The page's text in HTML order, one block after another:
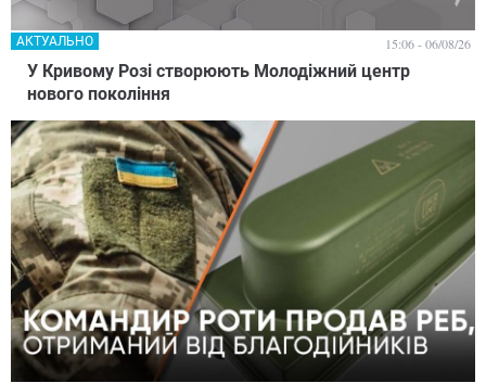
У Кривому Розі створюють Молодіжний центр
нового покоління
АКТУАЛЬНО 15:06 - 06/08/26